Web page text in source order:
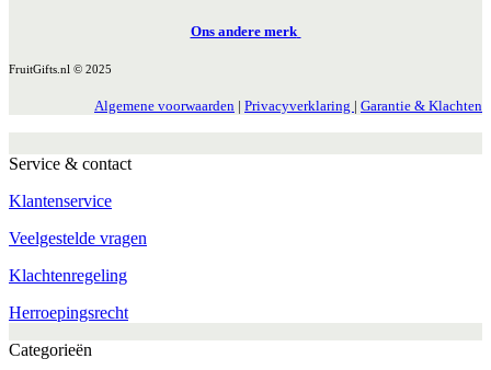
Ons andere merk
FruitGifts.nl © 2025
Algemene voorwaarden | Privacyverklaring | Garantie & Klachten
Service & contact
Klantenservice
Veelgestelde vragen
Klachtenregeling
Herroepingsrecht
Categorieën